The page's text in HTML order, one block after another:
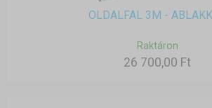
OLDALFAL 3M -
Raktáron
26 700,00 Ft